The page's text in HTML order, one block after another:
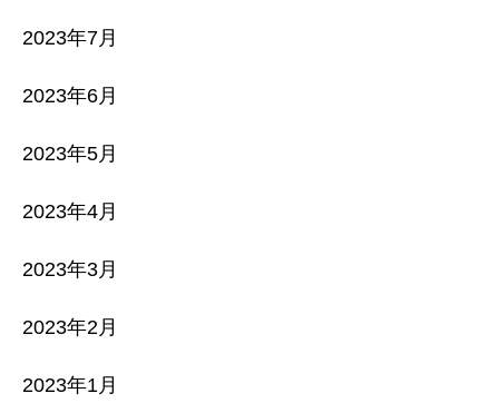
2023年7月
2023年6月
2023年5月
2023年4月
2023年3月
2023年2月
2023年1月